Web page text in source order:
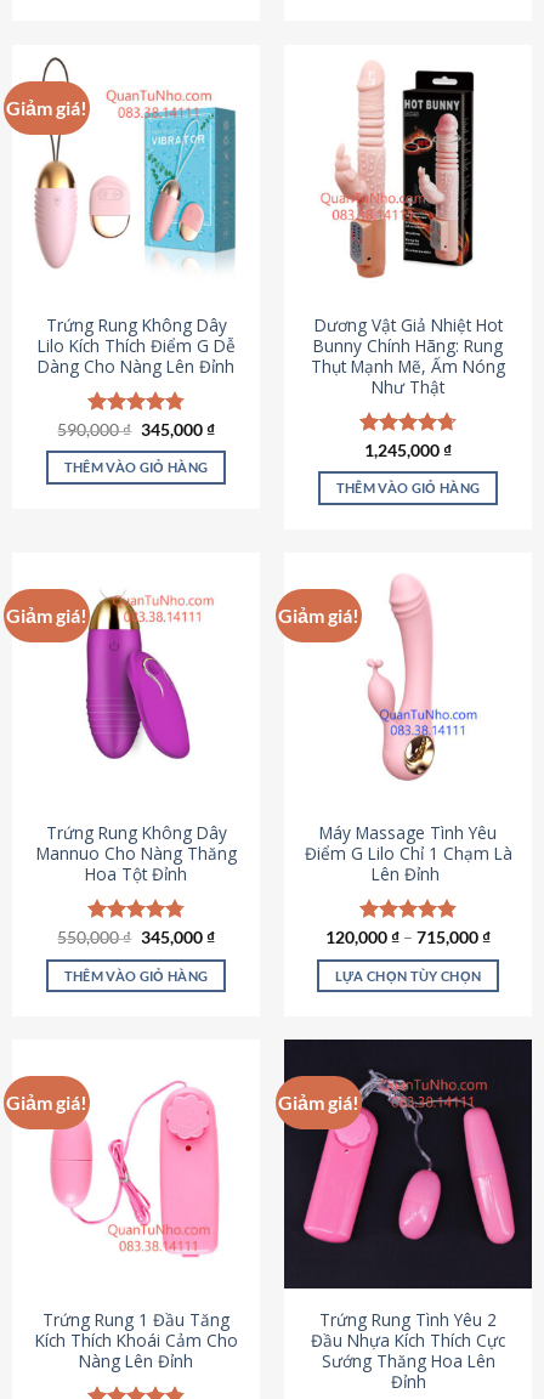
Giảm giá!
Trứng Rung Không Dây
Lilo Kích Thích Điểm G Dễ
Dàng Cho Nàng Lên Đỉnh
Được xếp
hạng4.79
5 sao
590,000₫ Giá
là:
590,000 ₫.
345,000₫Giá
tại
345,000 ₫.
THÊM VÀO GIỎ HÀNG
Dương Vật Giả Nhiệt Hot
Bunny Chính Hãng: Rung
Thụt Mạnh Mẽ, Ấm Nóng
Như Thật
Được xếp
hạng4.73
5 sao
1,245,000₫
THÊM VÀO GIỎ HÀNG
Giảm giá!
Trứng Rung Không Dây
Mannuo Cho Nàng Thăng
Hoa Tột Đỉnh
Được xếp
hạng4.81
5 sao
550,000₫ Giá
là:
550,000 ₫.
345,000₫Giá
tại
THÊM VÀO GIỎ HÀNG
Giảm giá!
Máy Massage Tình Yêu
Điểm G Lilo Chỉ 1 Chạm Là
Lên Đỉnh
Được xếp
hạng4.85
5 sao
120,000₫ – 715,000₫
LỰA CHỌN TÙY CHỌN
có
nhiều
biến
thể.
Các
tùy
chọn
được
chọn
trên
trang
Giảm giá!
Trứng Rung 1 Đầu Tăng
Kích Thích Khoái Cảm Cho
Nàng Lên Đỉnh
Giảm giá!
Trứng Rung Tình Yêu 2
Đầu Nhựa Kích Thích Cực
Sướng Thăng Hoa Lên
Đỉnh